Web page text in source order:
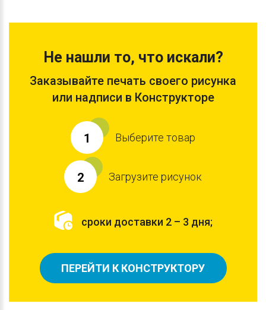
Не нашли то, что искали?
Заказывайте печать своего рисунка
или надписи в Конструкторе
1 Выберите товар
2 Загрузите рисунок
сроки доставки 2 – 3 дня;
ПЕРЕЙТИ К КОНСТРУКТОРУ